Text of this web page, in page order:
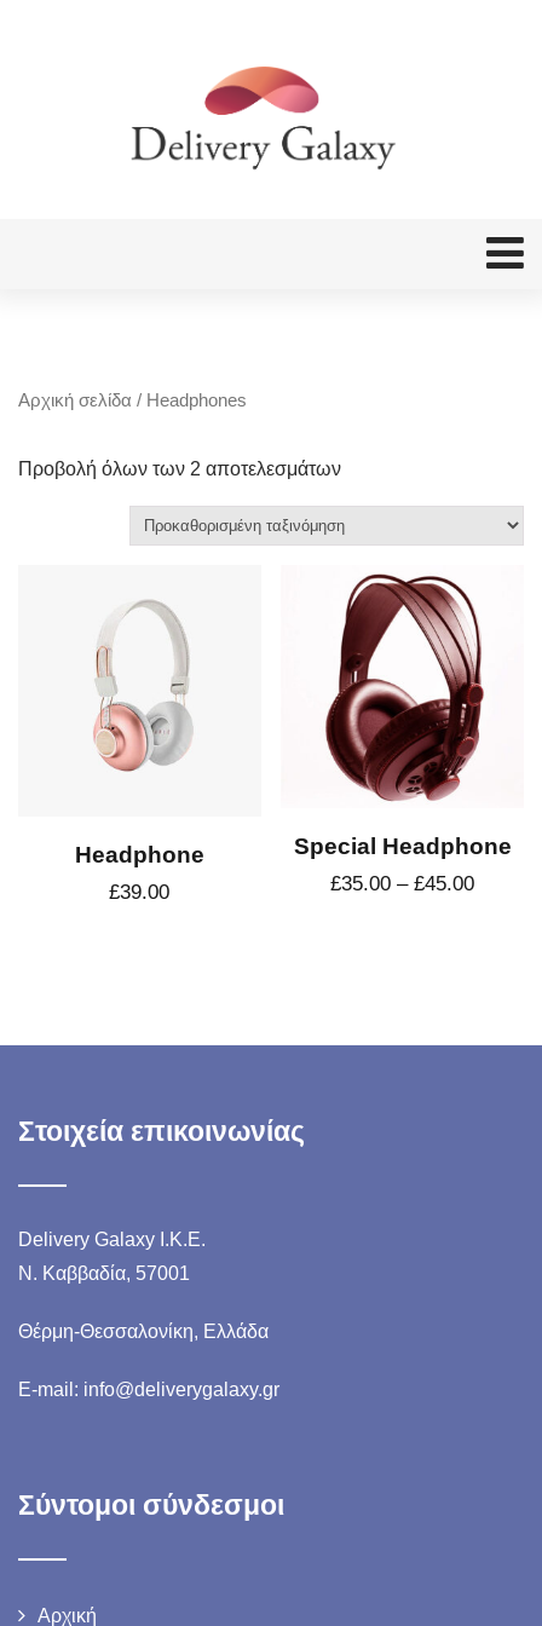
Αρχική σελίδα / Headphones
Προβολή όλων των 2 αποτελεσμάτων
Headphone
£39.00
Special Headphone
£35.00 –£45.00
Στοιχεία επικοινωνίας
Delivery Galaxy I.K.E.
N. Καββαδία, 57001
Θέρμη-Θεσσαλονίκη, Ελλάδα
E-mail: info@deliverygalaxy.gr
Σύντομοι σύνδεσμοι
Αρχική